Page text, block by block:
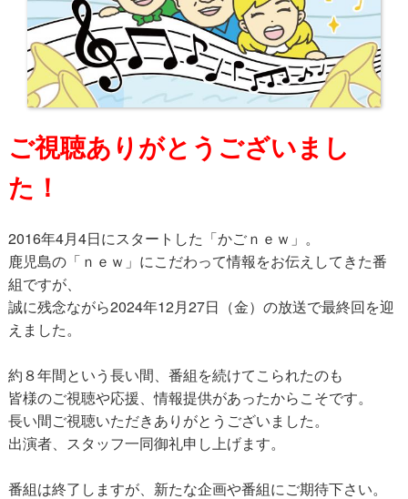
ご視聴ありがとうございまし
た！
2016年4月4日にスタートした「かごｎｅｗ」。
鹿児島の「ｎｅｗ」にこだわって情報をお伝えしてきた番
組ですが、
誠に残念ながら2024年12月27日（金）の放送で最終回を迎
えました。
約８年間という長い間、番組を続けてこられたのも
皆様のご視聴や応援、情報提供があったからこそです。
長い間ご視聴いただきありがとうございました。
出演者、スタッフ一同御礼申し上げます。
番組は終了しますが、新たな企画や番組にご期待下さい。